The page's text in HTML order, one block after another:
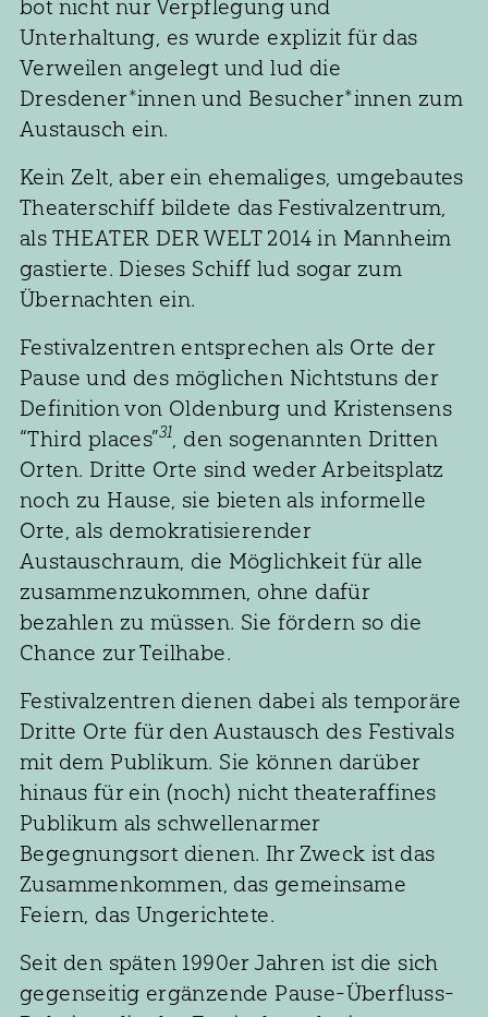
bot nicht nur Verpflegung und
Unterhaltung, es wurde explizit für das
Verweilen angelegt und lud die
Dresdener*innen und Besucher*innen zum
Austausch ein.
Kein Zelt, aber ein ehemaliges, umgebautes
Theaterschiff bildete das Festivalzentrum,
als THEATER DER WELT 2014 in Mannheim
gastierte. Dieses Schiff lud sogar zum
Übernachten ein.
Festivalzentren entsprechen als Orte der
Pause und des möglichen Nichtstuns der
Definition von Oldenburg und Kristensens
“Third places”31, den sogenannten Dritten
Orten. Dritte Orte sind weder Arbeitsplatz
noch zu Hause, sie bieten als informelle
Orte, als demokratisierender
Austauschraum, die Möglichkeit für alle
zusammenzukommen, ohne dafür
bezahlen zu müssen. Sie fördern so die
Chance zur Teilhabe.
Festivalzentren dienen dabei als temporäre
Dritte Orte für den Austausch des Festivals
mit dem Publikum. Sie können darüber
hinaus für ein (noch) nicht theateraffines
Publikum als schwellenarmer
Begegnungsort dienen. Ihr Zweck ist das
Zusammenkommen, das gemeinsame
Feiern, das Ungerichtete.
Seit den späten 1990er Jahren ist die sich
gegenseitig ergänzende Pause-Überfluss-